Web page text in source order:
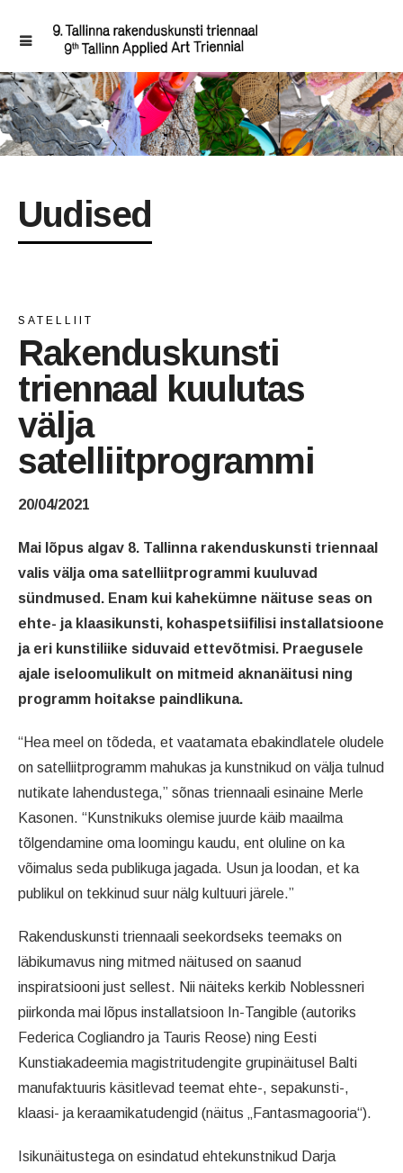
Uudised
SATELLIIT
Rakenduskunsti
triennaal kuulutas
välja
satelliitprogrammi
20/04/2021
Mai lõpus algav 8. Tallinna rakenduskunsti triennaal
valis välja oma satelliitprogrammi kuuluvad
sündmused. Enam kui kahekümne näituse seas on
ehte- ja klaasikunsti, kohaspetsiifilisi installatsioone
ja eri kunstiliike siduvaid ettevõtmisi. Praegusele
ajale iseloomulikult on mitmeid aknanäitusi ning
programm hoitakse paindlikuna.
“Hea meel on tõdeda, et vaatamata ebakindlatele oludele
on satelliitprogramm mahukas ja kunstnikud on välja tulnud
nutikate lahendustega,” sõnas triennaali esinaine Merle
Kasonen. “Kunstnikuks olemise juurde käib maailma
tõlgendamine oma loomingu kaudu, ent oluline on ka
võimalus seda publikuga jagada. Usun ja loodan, et ka
publikul on tekkinud suur nälg kultuuri järele.”
Rakenduskunsti triennaali seekordseks teemaks on
läbikumavus ning mitmed näitused on saanud
inspiratsiooni just sellest. Nii näiteks kerkib Noblessneri
piirkonda mai lõpus installatsioon In-Tangible (autoriks
Federica Cogliandro ja Tauris Reose) ning Eesti
Kunstiakadeemia magistritudengite grupinäitusel Balti
manufaktuuris käsitlevad teemat ehte-, sepakunsti-,
klaasi- ja keraamikatudengid (näitus „Fantasmagooria“).
Isikunäitustega on esindatud ehtekunstnikud Darja